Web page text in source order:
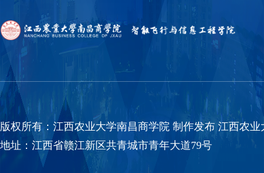
版权所有：江西农业大学南昌商学院 制作发布 江西农
地址：江西省赣江新区共青城市青年大道79号